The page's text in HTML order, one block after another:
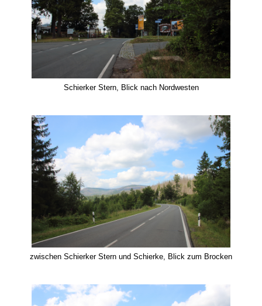
Schierker Stern, Blick nach Nordwesten
zwischen Schierker Stern und Schierke, Blick zum Brocken